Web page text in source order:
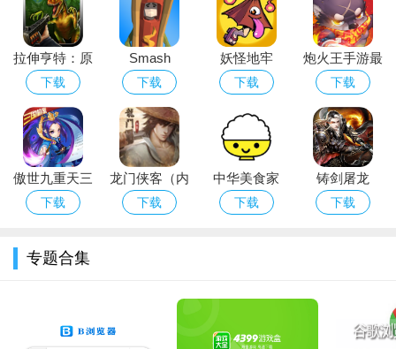
才分配，运筹帷幄之中，最高效率提升收入。
【名流派对全城狂欢】
真实体验富豪生活，举办奢华派对，美女秘书陪伴左右，挥
【商海纵横所向披靡】
挑战各行各业商界巨头，进行没有硝烟的金币大战，经营冲
榜、抢占领地、跨服PK，贸易大战一触即发。
感谢使用“创业人生H5礼包激活版”v1.0.2安卓版。请仔细阅读
本版为H5礼包激活版本，需在游戏内输入官方发
放的激活码方可解锁全部礼包内容。请勿使用非官方渠道获取的
拉伸亨特：原
始的猎物
下载
Smash
Test(粉碎试验
app安卓解压
游戏破解版)
下载
妖怪地牢
Yokai
下载
炮火王手游最
新安卓破解版
下载
傲世九重天三
国机蜜福利版
下载
龙门侠客（内
购版）
下载
中华美食家
下载
铸剑屠龙
下载
专题合集